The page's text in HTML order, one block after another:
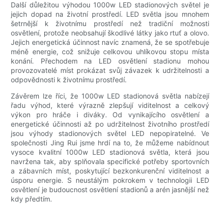
Další důležitou výhodou 1000w LED stadionových světel je
jejich dopad na životní prostředí. LED světla jsou mnohem
šetrnější k životnímu prostředí než tradiční možnosti
osvětlení, protože neobsahují škodlivé látky jako rtuť a olovo.
Jejich energetická účinnost navíc znamená, že se spotřebuje
méně energie, což snižuje celkovou uhlíkovou stopu místa
konání. Přechodem na LED osvětlení stadionu mohou
provozovatelé míst prokázat svůj závazek k udržitelnosti a
odpovědnosti k životnímu prostředí.
Závěrem lze říci, že 1000w LED stadionová světla nabízejí
řadu výhod, které výrazně zlepšují viditelnost a celkový
výkon pro hráče i diváky. Od vynikajícího osvětlení a
energetické účinnosti až po udržitelnost životního prostředí
jsou výhody stadionových světel LED nepopiratelné. Ve
společnosti Jing Rui jsme hrdí na to, že můžeme nabídnout
vysoce kvalitní 1000w LED stadionová světla, která jsou
navržena tak, aby splňovala specifické potřeby sportovních
a zábavních míst, poskytující bezkonkurenční viditelnost a
úsporu energie. S neustálým pokrokem v technologii LED
osvětlení je budoucnost osvětlení stadionů a arén jasnější než
kdy předtím.